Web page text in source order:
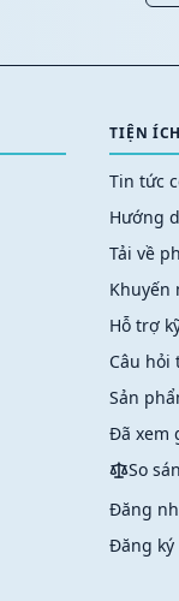
TIỆN ÍCH
Tin tức
Hướng
Tải về
Khuyến
Hỗ trợ
Câu hỏi
Sản
Đã xem
So
Đăng
Đăng ký